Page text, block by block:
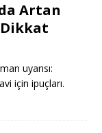
Artan
Dikkat
uyarısı:
için ipuçları.